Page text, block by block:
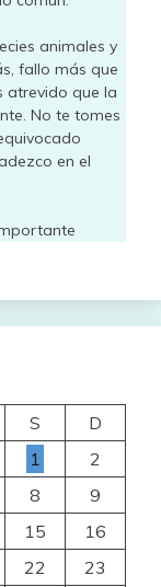
animales y
fallo más que
atrevido que la
No te tomes
en el
S
D
1
2
8
9
15
16
22 23